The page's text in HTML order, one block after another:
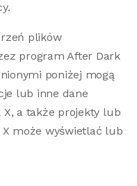
plików
program After Dark
poniżej mogą
lub inne dane
a także projekty lub
może wyświetlać lub